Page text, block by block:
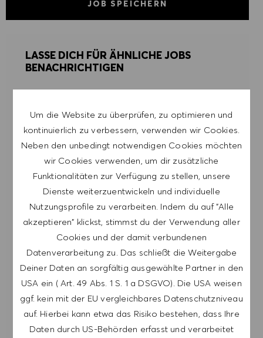
Um die Website zu überprüfen, zu optimieren und
kontinuierlich zu verbessern, verwenden wir Cookies.
Neben den unbedingt notwendigen Cookies möchten
wir Cookies verwenden, um dir zusätzliche
Funktionalitäten zur Verfügung zu stellen, unsere
Dienste weiterzuentwickeln und individuelle
Nutzungsprofile zu verarbeiten. Indem du auf "Alle
akzeptieren" klickst, stimmst du der Verwendung aller
Cookies und der damit verbundenen
Datenverarbeitung zu. Das schließt die Weitergabe
Deiner Daten an sorgfältig ausgewählte Partner in den
USA ein ( Art. 49 Abs. 1 S. 1 a DSGVO). Die USA weisen
ggf. kein mit der EU vergleichbares Datenschutzniveau
auf. Hierbei kann etwa das Risiko bestehen, dass Ihre
Daten durch US-Behörden erfasst und verarbeitet
JOB SPEICHERN
LASSE DICH FÜR ÄHNLICHE JOBS
BENACHRICHTIGEN
HINWEIS: Mit der Anmeldung erkläre ich mich
damit einverstanden, E-Mails mit
Stellenangeboten von HUGO BOSS, Einladungen
zu Veranstaltungen und anderen
karriererelevanten Themen zu erhalten. Ich kann
mich jederzeit abmelden, z.B. indem ich den in
den Mails vorhandenen Abmeldelink anklicke. Ich
akzeptiere, dass meine persönlichen Daten
gemäß der
DATENSCHUTZERKLÄRUNGverarbeitet
werden.
E-Mail-Adresse eingeben (erforderlich)